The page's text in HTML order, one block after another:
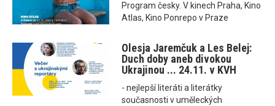
Program česky. V kinech Praha, Kino
Atlas, Kino Ponrepo v Praze
Olesja Jaremčuk a Les Belej:
Duch doby aneb divokou
Ukrajinou ... 24.11. v KVH
- nejlepší literáti a literátky
současnosti v uměleckých